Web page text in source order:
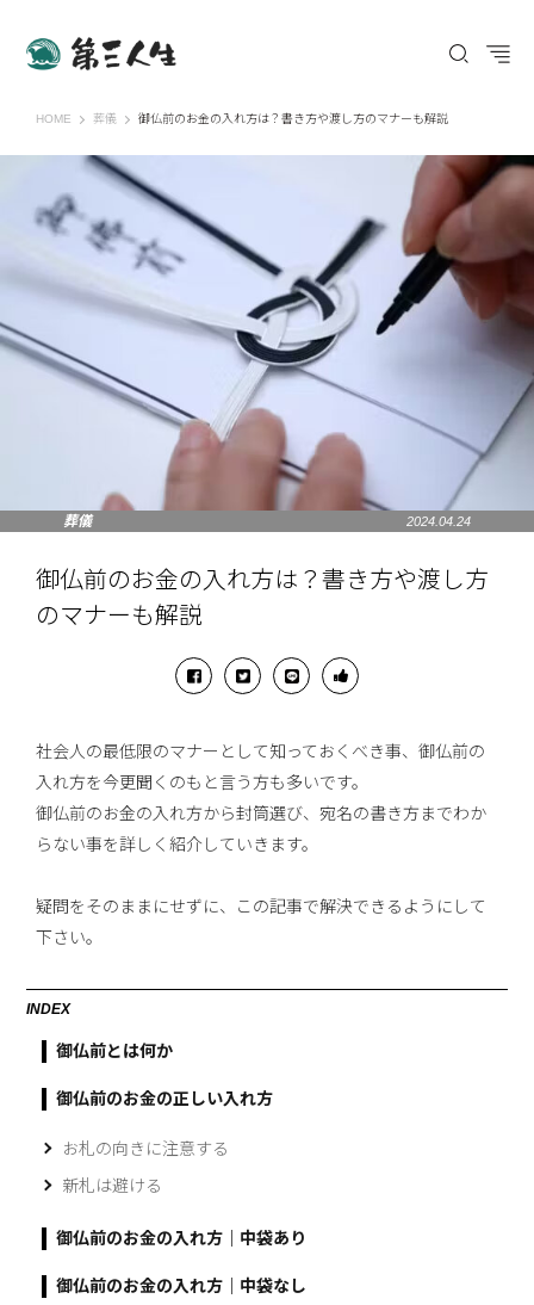
HOME 第三人生 〜寄り道の歩き方〜
葬儀 御仏前のお金の入れ方は？書き方や渡し方のマナーも解説
葬儀 2024.04.24
御仏前のお金の入れ方は？書き方や渡し方
のマナーも解説
社会人の最低限のマナーとして知っておくべき事、御仏前の
入れ方を今更聞くのもと言う方も多いです。
御仏前のお金の入れ方から封筒選び、宛名の書き方までわか
らない事を詳しく紹介していきます。
疑問をそのままにせずに、この記事で解決できるようにして
下さい。
INDEX
御仏前とは何か
御仏前のお金の正しい入れ方
お札の向きに注意する
新札は避ける
御仏前のお金の入れ方｜中袋あり
御仏前のお金の入れ方｜中袋なし